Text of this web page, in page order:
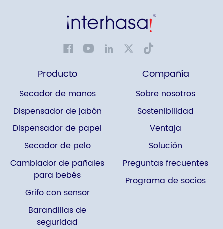
Producto
Secador de manos
Dispensador de jabón
Dispensador de papel
Secador de pelo
Cambiador de pañales
para bebés
Grifo con sensor
Barandillas de
seguridad
Compañía
Sobre nosotros
Sostenibilidad
Ventaja
Solución
Preguntas frecuentes
Programa de socios